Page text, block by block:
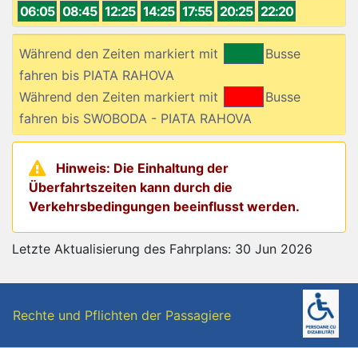
06:05 08:45 12:25 14:25 17:55 20:25 22:20
Während den Zeiten markiert mit
Busse
fahren bis PIATA RAHOVA
Während den Zeiten markiert mit
Busse
fahren bis SWOBODA - PIATA RAHOVA
Hinweis: Die Einhaltung der
Überfahrtszeiten kann durch die
Verkehrsbedingungen beeinflusst werden.
Letzte Aktualisierung des Fahrplans: 30 Jun 2026
Rechte und Pflichten der Passagiere